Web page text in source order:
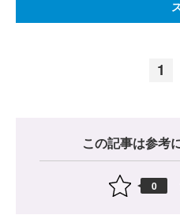
1
この記事は参考
0